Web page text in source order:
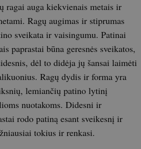
ragai auga kiekvienais metais ir
Ragų augimas ir stiprumas
sveikata ir vaisingumu. Patinai
paprastai būna geresnės sveikatos,
dėl to didėja jų šansai laimėti
Ragų dydis ir forma yra
lemiančių patino lytinį
nuotakoms. Didesni ir
rodo patiną esant sveikesnį ir
tokius ir renkasi.